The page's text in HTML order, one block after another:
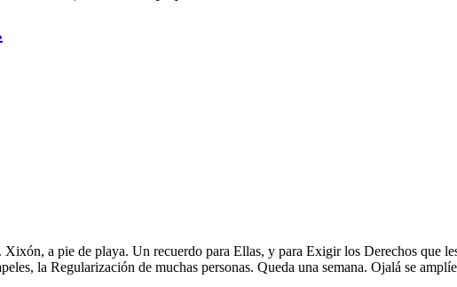
a pie de playa. Un recuerdo para Ellas, y para Exigir los Derechos que
la Regularización de muchas personas. Queda una semana. Ojalá se